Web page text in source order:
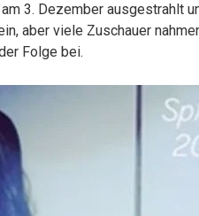
3. Dezember ausgestrahlt
aber viele Zuschauer
Folge bei.